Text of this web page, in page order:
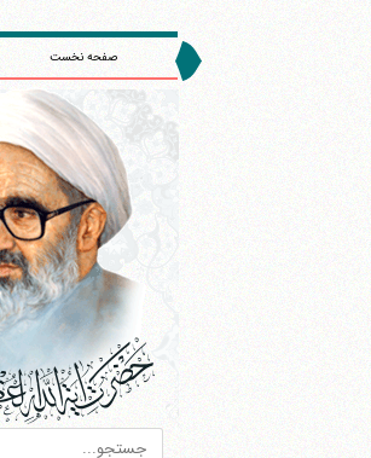
صفحه نخست